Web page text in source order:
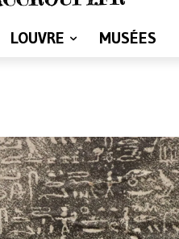
LOUVRE MUSÉES